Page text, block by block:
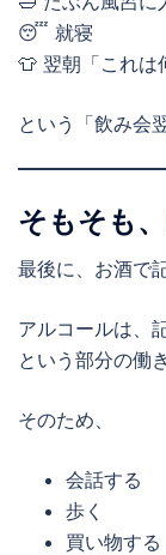
😴 就寝
👕 翌朝「これは
という「飲み会
そもそも
最後に、お酒で
アルコールは、
という部分の働
そのため、
会話する
歩く
買い物する